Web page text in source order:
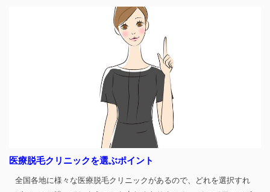
医療脱毛クリニックを選ぶポイント
全国各地に様々な医療脱毛クリニックがあるので、どれを選択すれ